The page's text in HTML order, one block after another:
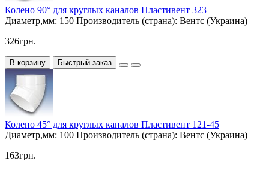
Колено 90° для круглых каналов Пластивент 323
Диаметр,мм: 150 Производитель (страна): Вентс (Украина)
326грн.
В корзину Быстрый заказ
Колено 45° для круглых каналов Пластивент 121-45
Диаметр,мм: 100 Производитель (страна): Вентс (Украина)
163грн.